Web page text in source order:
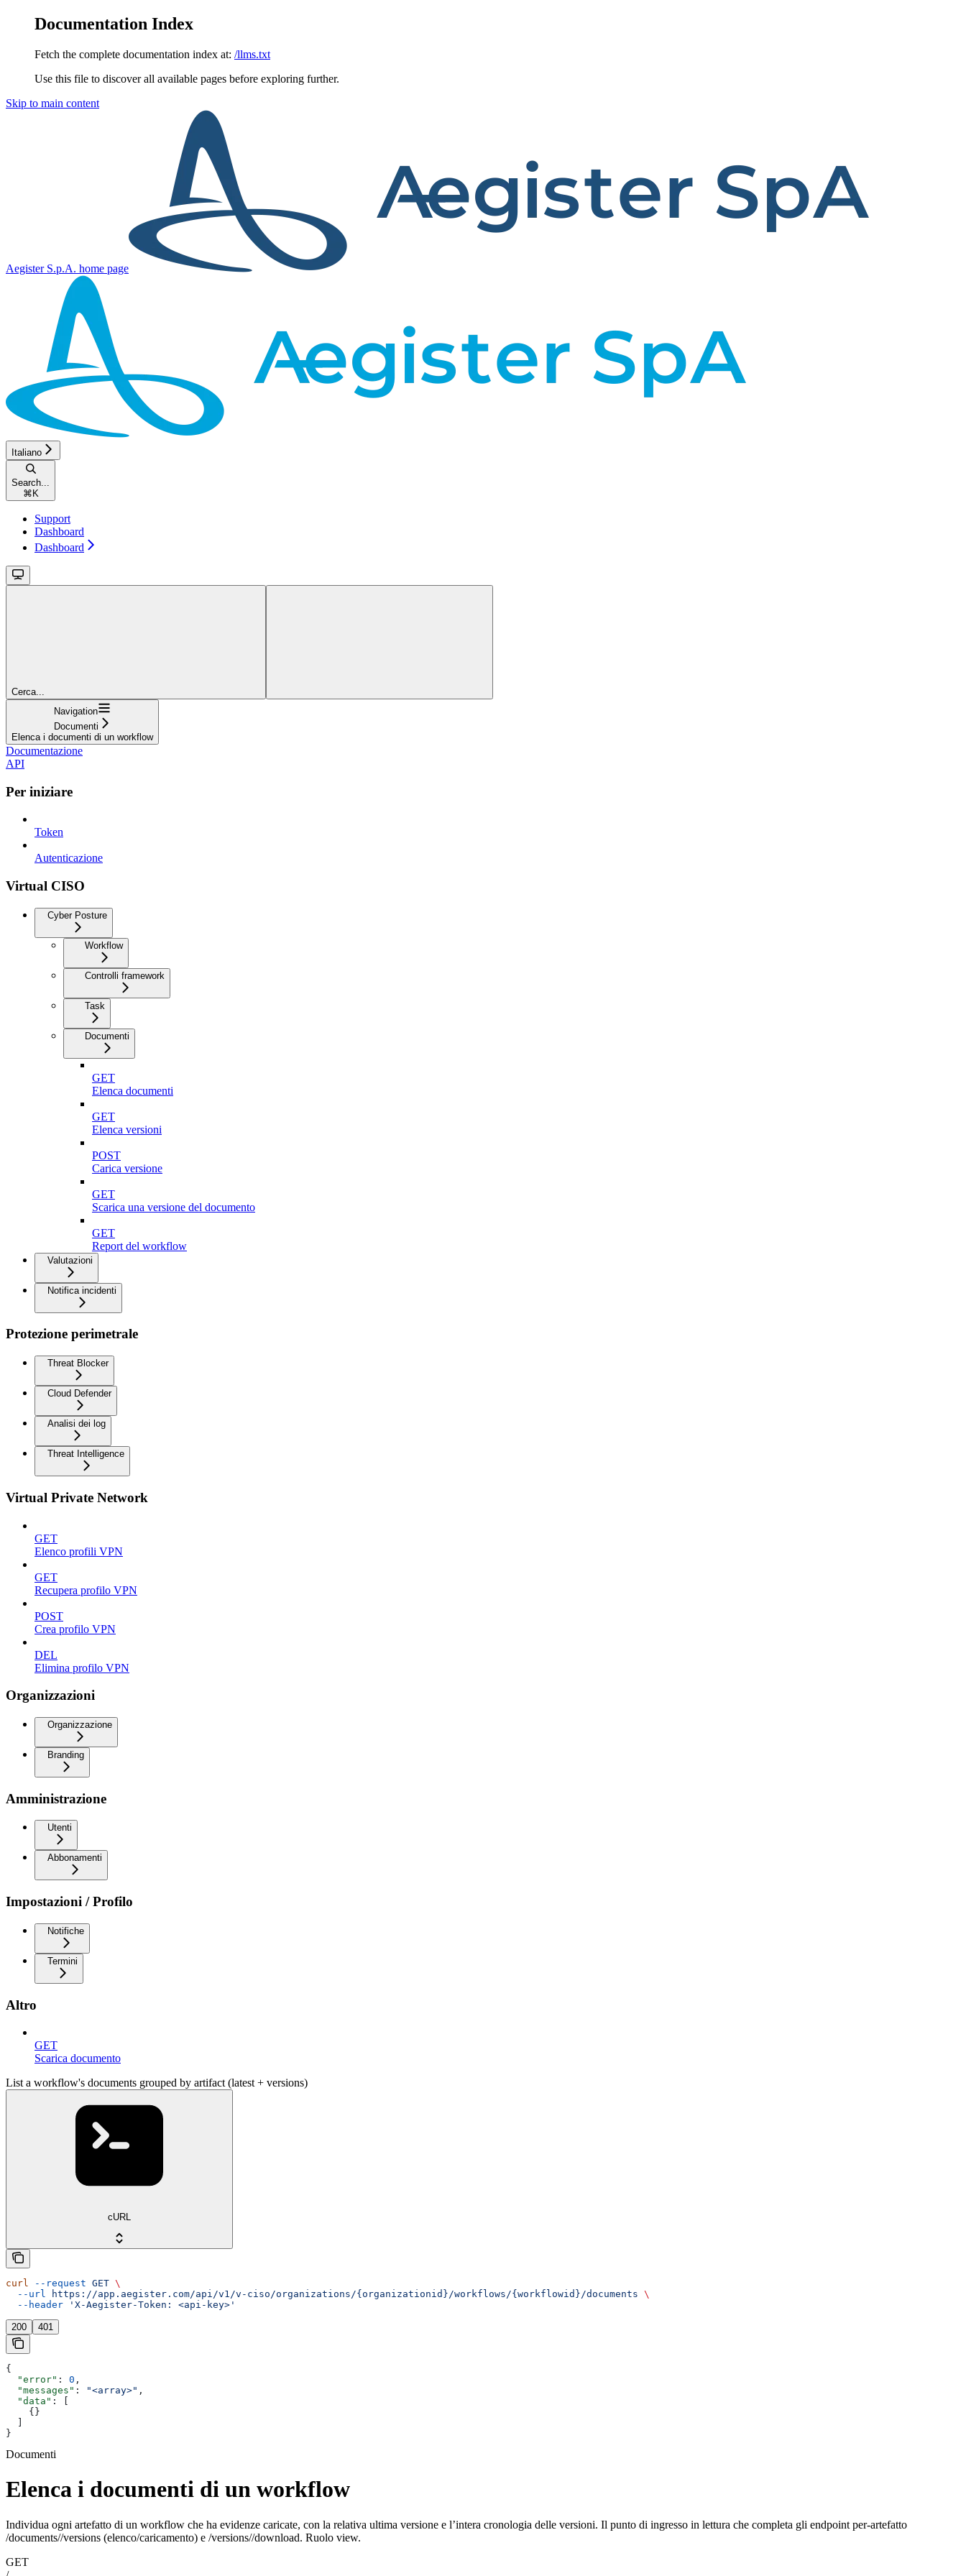
Documentation Index
Fetch the complete documentation index at: /llms.txt
Use this file to discover all available pages before exploring further.
Skip to main content
Aegister S.p.A. home page
Italiano
Search...
⌘ K
Support
Dashboard
Dashboard
Cerca...
Navigation
Documenti
Elenca i documenti di un workflow
Documentazione
API
Per iniziare
Token
Autenticazione
Virtual CISO
Cyber Posture
Workflow
Controlli framework
Task
Documenti
GET
Elenca documenti
GET
Elenca versioni
POST
Carica versione
GET
Scarica una versione del documento
GET
Report del workflow
Valutazioni
Notifica incidenti
Protezione perimetrale
Threat Blocker
Cloud Defender
Analisi dei log
Threat Intelligence
Virtual Private Network
GET
Elenco profili VPN
GET
Recupera profilo VPN
POST
Crea profilo VPN
DEL
Elimina profilo VPN
Organizzazioni
Organizzazione
Branding
Amministrazione
Utenti
Abbonamenti
Impostazioni / Profilo
Notifiche
Termini
Altro
GET
Scarica documento
List a workflow's documents grouped by artifact (latest + versions)
cURL
curl --request GET \
  --url
https://app.aegister.com/api/v1/v-ciso/organizations/{organizationid}/workflows/{workflowid}/documents \
  --header
'X-Aegister-Token: <api-key>'
200 401
{
  "error"
: 0 ,
  "messages"
: "<array>" ,
  "data"
: [
    {}
}
Documenti
Elenca i documenti di un workflow
Individua ogni artefatto di un workflow che ha evidenze caricate, con la relativa ultima versione e l’intera cronologia delle versioni. Il punto di ingresso in lettura che completa gli endpoint per-artefatto
/documents//versions (elenco/caricamento) e /versions//download. Ruolo view.
GET